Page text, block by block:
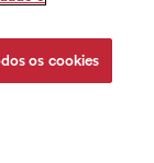
os cookies